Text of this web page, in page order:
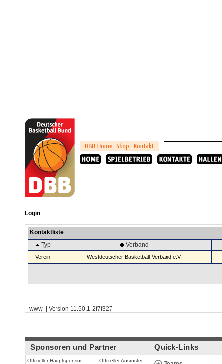
Login
Kontaktliste
Typ
Verband
Verein Westdeutscher Basketball-Verband e.V.
www | Version 11.50.1-2f7f327
Sponsoren und Partner
Offizieller Hauptsponsor Offizieller Ausrüster
Quick-Links